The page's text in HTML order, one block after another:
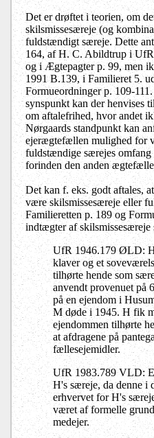
Det er drøftet i teorien, om
skilsmissesæreje (og
fuldstændigt særeje. Dette
164, af H. C. Abildtrup i
og i Ægtepagter p. 99, men
1991 B.139, i Familieret 5.
Formueordninger p. 109-
synspunkt kan der henvises
om aftalefrihed, hvor andet
Nørgaards standpunkt kan
ejerægtefællen mulighed for
fuldstændige særejes
forinden den anden
Det kan f. eks. godt aftales,
være skilsmissesæreje eller
Familieretten p. 189 og
indtægter af
UfR 1946.179 ØLD:
klaver og et
tilhørte hende som
anvendt provenuet på
på en ejendom i
M døde i 1945. H fik
ejendommen tilhørte
at afdragene på
fællesejemidler.
UfR 1983.789 VLD:
H's særeje, da denne i
erhvervet for H's
været af formelle
medejer.